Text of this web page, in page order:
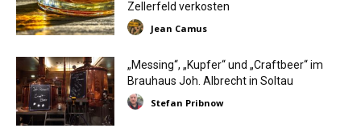
Zellerfeld verkosten
Jean Camus
„Messing“, „Kupfer“ und „Craftbeer“ im
Brauhaus Joh. Albrecht in Soltau
Stefan Pribnow